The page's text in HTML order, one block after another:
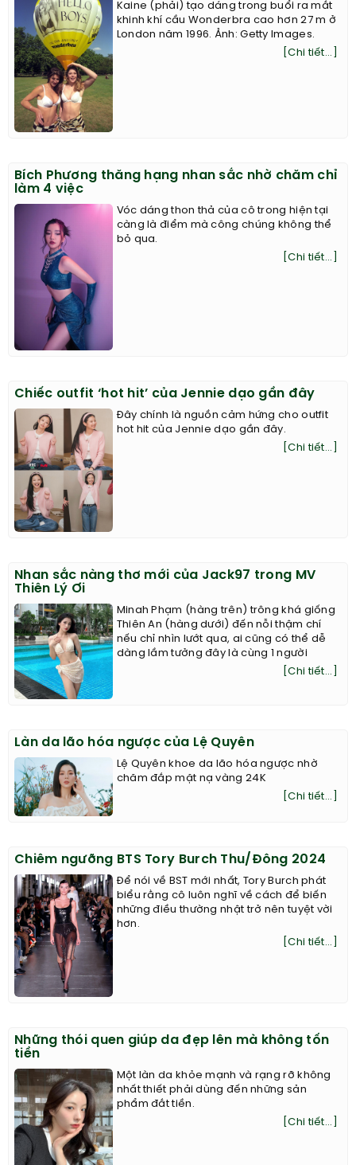
Kaine (phải) tạo dáng trong buổi ra mắt
khinh khí cầu Wonderbra cao hơn 27 m ở
London năm 1996. Ảnh: Getty Images.
[Chi tiết...]
Bích Phương thăng hạng nhan sắc nhờ chăm chỉ
làm 4 việc
Vóc dáng thon thả của cô trong hiện tại
càng là điểm mà công chúng không thể
bỏ qua.
[Chi tiết...]
Chiếc outfit ‘hot hit’ của Jennie dạo gần đây
Đây chính là nguồn cảm hứng cho outfit
hot hit của Jennie dạo gần đây.
[Chi tiết...]
Nhan sắc nàng thơ mới của Jack97 trong MV
Thiên Lý Ơi
Minah Phạm (hàng trên) trông khá giống
Thiên An (hàng dưới) đến nỗi thậm chí
nếu chỉ nhìn lướt qua, ai cũng có thể dễ
dàng lầm tưởng đây là cùng 1 người
[Chi tiết...]
Làn da lão hóa ngược của Lệ Quyên
Lệ Quyên khoe da lão hóa ngược nhờ
chăm đắp mặt nạ vàng 24K
[Chi tiết...]
Chiêm ngưỡng BTS Tory Burch Thu/Đông 2024
Để nói về BST mới nhất, Tory Burch phát
biểu rằng cô luôn nghĩ về cách để biến
những điều thường nhật trở nên tuyệt vời
hơn.
[Chi tiết...]
Những thói quen giúp da đẹp lên mà không tốn
tiền
Một làn da khỏe mạnh và rạng rỡ không
nhất thiết phải dùng đến những sản
phẩm đắt tiền.
[Chi tiết...]